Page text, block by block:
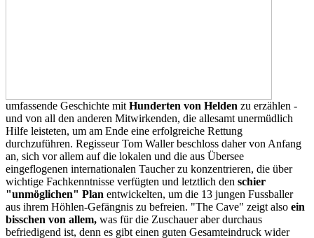
umfassende Geschichte mitHunderten von Helden zu erzählen -
und von all den anderen Mitwirkenden, die allesamt unermüdlich
Hilfe leisteten, um am Ende eine erfolgreiche Rettung
durchzuführen. Regisseur Tom Waller beschloss daher von Anfang
an, sich vor allem auf die lokalen und die aus Übersee
eingeflogenen internationalen Taucher zu konzentrieren, die über
wichtige Fachkenntnisse verfügten und letztlich den schier
"unmöglichen" Plan entwickelten, um die 13 jungen Fussballer
aus ihrem Höhlen-Gefängnis zu befreien. "The Cave" zeigt also ein
bisschen von allem, was für die Zuschauer aber durchaus
befriedigend ist, denn es gibt einen guten Gesamteindruck wider